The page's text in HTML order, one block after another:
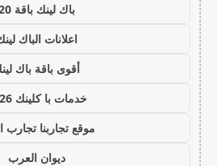
باك لينك باقة 20
اعلانات الباك
أقوى باقة باك
خدمات با كلينك 2026
موقع تجاربنا تجارب
ديوان العرب